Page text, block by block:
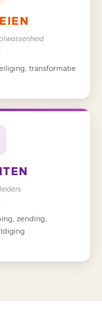
transformatie
zending,